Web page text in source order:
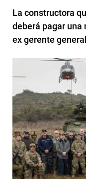
La constructora
deberá pagar
ex gerente general